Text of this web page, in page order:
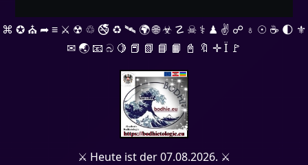
⌘ ✪ ⛪ ➦ ≡ ⚔ ☢ ♲ 🚭 ♻ 🛰 🌍 🌐 ☣ ☡ ☠ ⚕ ♟ ✌ ☍ ♁ ☉ ☕ 🌓 ⚜
✉ 🌏 📧 බ 🍋 📕 📗 📘 📙 📓 🔖 ✛ Ï 🚩
⚔ Heute ist der 07.08.2026. ⚔